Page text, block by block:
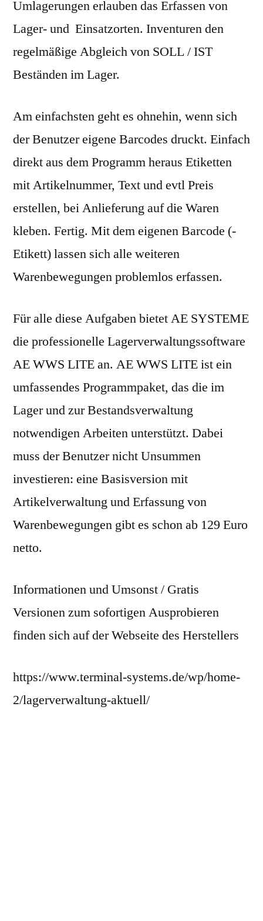
Umlagerungen erlauben das Erfassen von
Lager- und Einsatzorten. Inventuren den
regelmäßige Abgleich von SOLL / IST
Beständen im Lager.
Am einfachsten geht es ohnehin, wenn sich
der Benutzer eigene Barcodes druckt. Einfach
direkt aus dem Programm heraus Etiketten
mit Artikelnummer, Text und evtl Preis
erstellen, bei Anlieferung auf die Waren
kleben. Fertig. Mit dem eigenen Barcode (-
Etikett) lassen sich alle weiteren
Warenbewegungen problemlos erfassen.
Für alle diese Aufgaben bietet AE SYSTEME
die professionelle Lagerverwaltungssoftware
AE WWS LITE an. AE WWS LITE ist ein
umfassendes Programmpaket, das die im
Lager und zur Bestandsverwaltung
notwendigen Arbeiten unterstützt. Dabei
muss der Benutzer nicht Unsummen
investieren: eine Basisversion mit
Artikelverwaltung und Erfassung von
Warenbewegungen gibt es schon ab 129 Euro
netto.
Informationen und Umsonst / Gratis
Versionen zum sofortigen Ausprobieren
finden sich auf der Webseite des Herstellers
https://www.terminal-systems.de/wp/home-
2/lagerverwaltung-aktuell/